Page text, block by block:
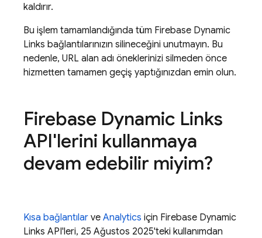
kaldırır.
Bu işlem tamamlandığında tüm Firebase Dynamic
Links bağlantılarınızın silineceğini unutmayın. Bu
nedenle, URL alan adı öneklerinizi silmeden önce
hizmetten tamamen geçiş yaptığınızdan emin olun.
Firebase Dynamic Links
API'lerini kullanmaya
devam edebilir miyim?
Kısa bağlantılar ve Analytics için Firebase Dynamic
Links API'leri, 25 Ağustos 2025'teki kullanımdan